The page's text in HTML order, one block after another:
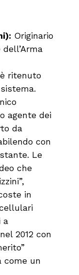
Originario
ritenuto
agente dei
da
con
Le
che
in
a
2012 con
come un